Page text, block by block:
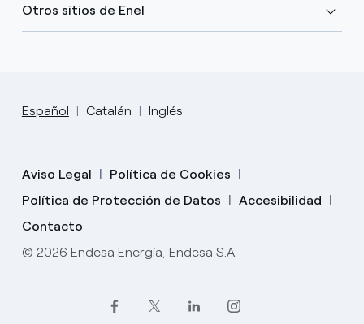
Otros sitios de Enel
Español Catalán Inglés
Aviso Legal
Política de Cookies
Política de Protección de Datos
Accesibilidad
Contacto
© 2026 Endesa Energía, Endesa S.A.